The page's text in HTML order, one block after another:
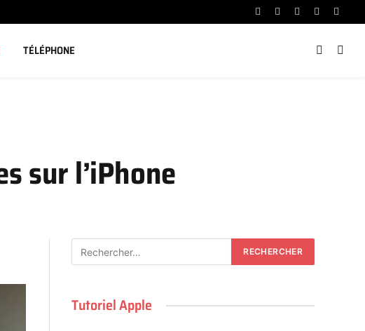
Facebook
X
Instagram
YouTube
TÉLÉPHONE
sur l’iPhone
Tutoriel Apple